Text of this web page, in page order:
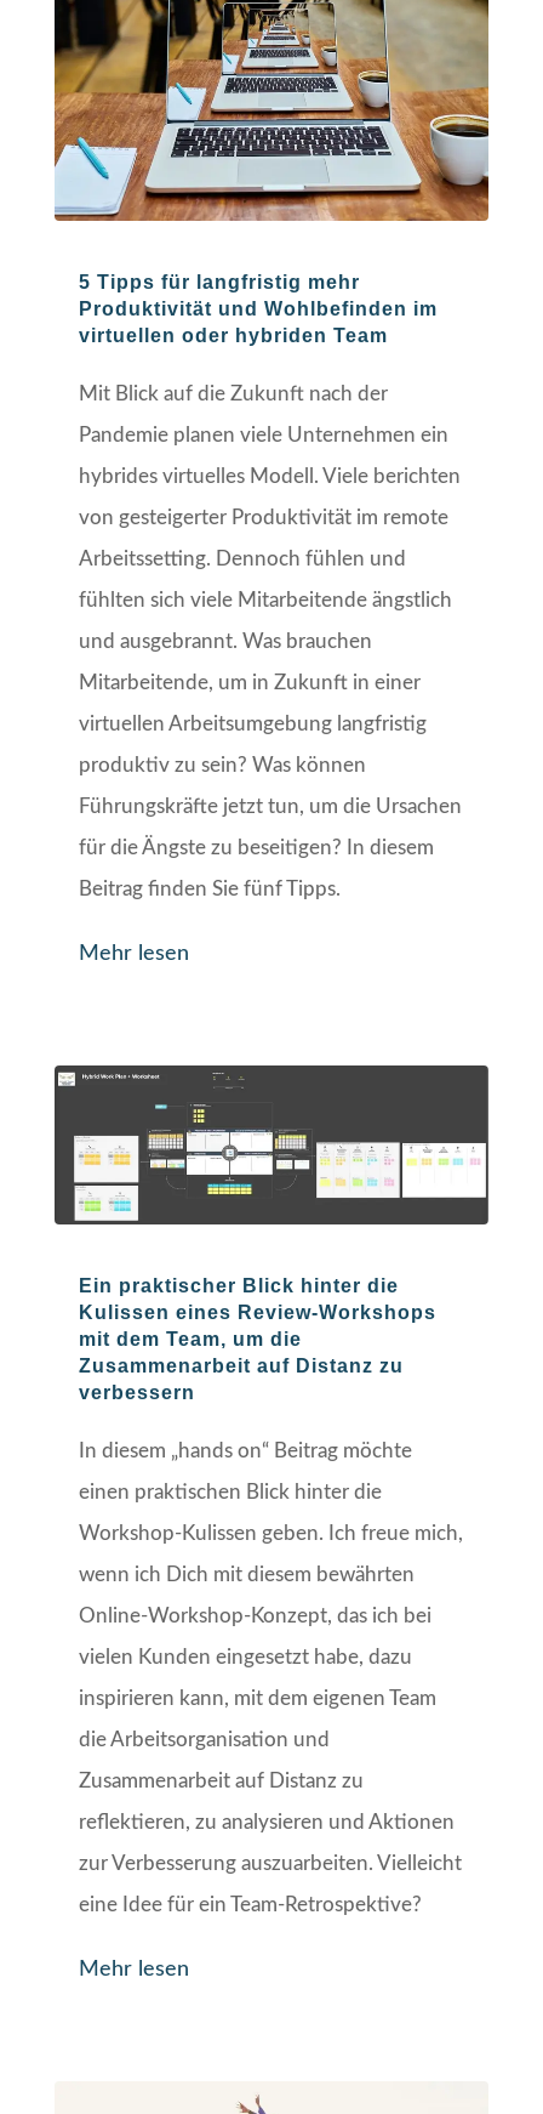
5 Tipps für langfristig mehr
Produktivität und Wohlbefinden im
virtuellen oder hybriden Team
Mit Blick auf die Zukunft nach der
Pandemie planen viele Unternehmen ein
hybrides virtuelles Modell. Viele berichten
von gesteigerter Produktivität im remote
Arbeitssetting. Dennoch fühlen und
fühlten sich viele Mitarbeitende ängstlich
und ausgebrannt. Was brauchen
Mitarbeitende, um in Zukunft in einer
virtuellen Arbeitsumgebung langfristig
produktiv zu sein? Was können
Führungskräfte jetzt tun, um die Ursachen
für die Ängste zu beseitigen? In diesem
Beitrag finden Sie fünf Tipps.
Mehr lesen
Ein praktischer Blick hinter die
Kulissen eines Review-Workshops
mit dem Team, um die
Zusammenarbeit auf Distanz zu
verbessern
In diesem „hands on“ Beitrag möchte
einen praktischen Blick hinter die
Workshop-Kulissen geben. Ich freue mich,
wenn ich Dich mit diesem bewährten
Online-Workshop-Konzept, das ich bei
vielen Kunden eingesetzt habe, dazu
inspirieren kann, mit dem eigenen Team
die Arbeitsorganisation und
Zusammenarbeit auf Distanz zu
reflektieren, zu analysieren und Aktionen
zur Verbesserung auszuarbeiten. Vielleicht
eine Idee für ein Team-Retrospektive?
Mehr lesen